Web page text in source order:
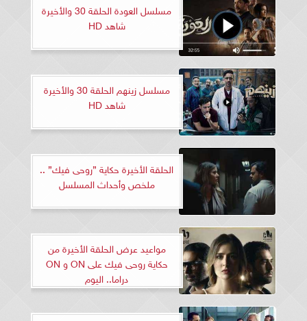
مسلسل العودة الحلقة 30 والأخيرة
شاهد HD
مسلسل زينهم الحلقة 30 والأخيرة
شاهد HD
الحلقة الأخيرة حكاية ”روحى فيك” ..
ملخص وأحداث المسلسل
مواعيد عرض الحلقة الأخيرة من
حكاية روحى فيك على ON و ON
دراما.. اليوم